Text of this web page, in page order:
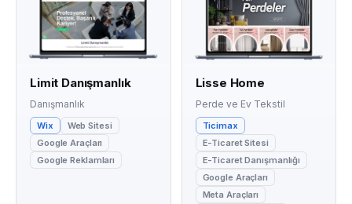
Limit Danışmanlık
Danışmanlık
Wix
Web Sitesi
Google Araçları
Google Reklamları
Lisse Home
Perde ve Ev Tekstil
Ticimax
E-Ticaret Sitesi
E-Ticaret Danışmanlığı
Google Araçları
Meta Araçları